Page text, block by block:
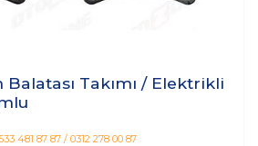
Takımı / Elektrikli
481 87 87 / 0312 278 00 87